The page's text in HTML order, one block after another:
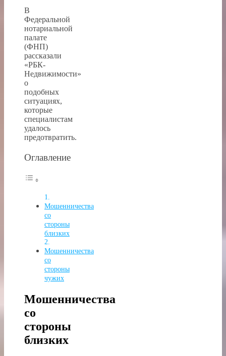
В
Федеральной
нотариальной
палате
(ФНП)
рассказали
«РБК-
Недвижимости»
о
подобных
ситуациях,
которые
специалистам
удалось
предотвратить.
Оглавление
Мошенничества
со
стороны
близких
Мошенничества
со
стороны
чужих
Мошенничества
со
стороны
близких